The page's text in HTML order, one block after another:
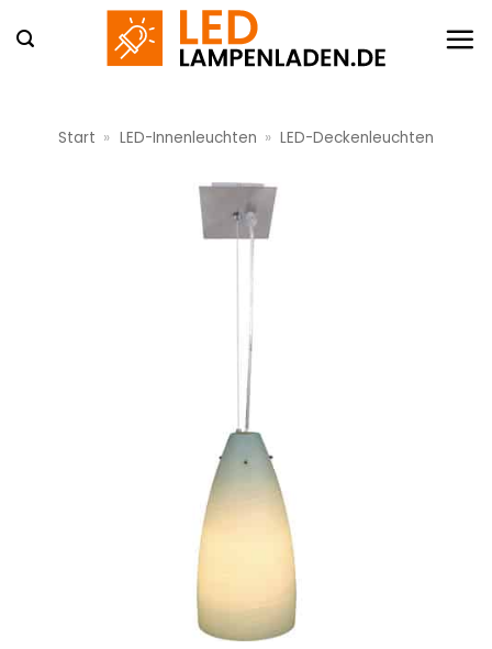
Inhalt
Start » LED-Innenleuchten » LED-Deckenleuchten